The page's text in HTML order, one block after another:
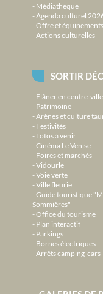
Médiathèque
Agenda culturel
Offre et
Actions culturelles
SORTIR
Flâner en centre-ville
Patrimoine
Arènes et culture
Festivités
Lotos à venir
Cinéma Le Venise
Foires et marchés
Vidourle
Voie verte
Ville fleurie
Guide touristique
Sommières"
Office du tourisme
Plan interactif
Parkings
Bornes électriques
Arrêts camping-cars